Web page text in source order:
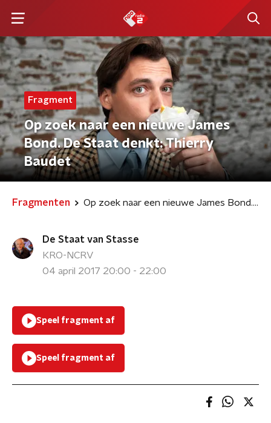
Fragment
Op zoek naar een nieuwe James
Bond. De Staat denkt: Thierry
Baudet
Fragmenten Op zoek naar een nieuwe James Bond. De Staat denkt: Thierry Baudet
De Staat van Stasse
KRO-NCRV
04 april 2017 20:00 - 22:00
Speel fragment af
Speel fragment af